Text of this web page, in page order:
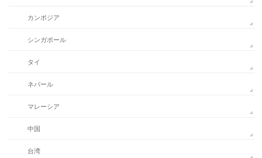
カンボジア
シンガポール
タイ
ネパール
マレーシア
中国
台湾